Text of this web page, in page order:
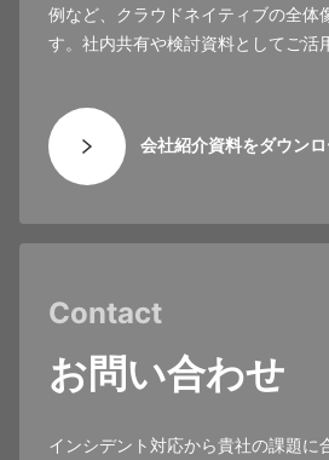
例など、クラウドネイティブの全体
す。社内共有や検討資料としてご活
会社紹介資料をダウン
Contact
お問い合わせ
インシデント対応から貴社の課題に